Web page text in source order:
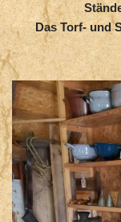
Das Torf- und